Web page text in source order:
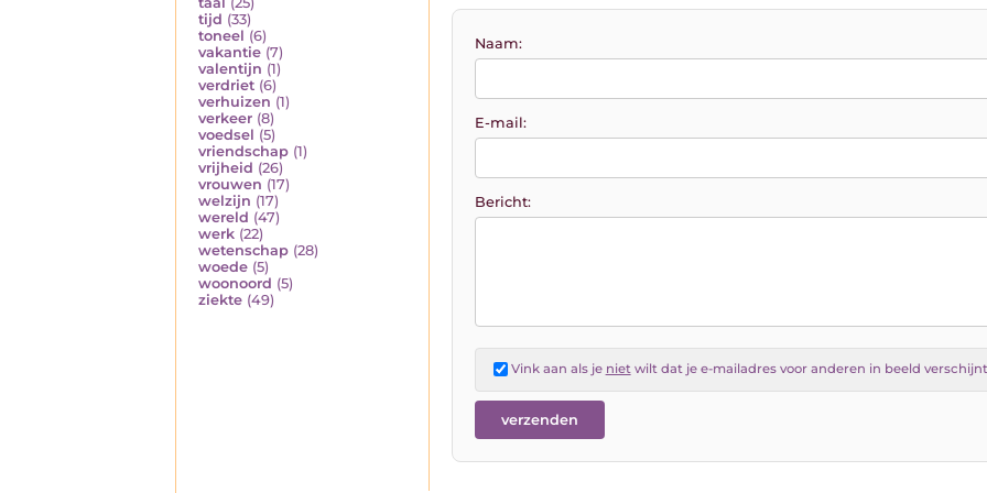
tijd (33)
toneel (6)
vakantie (7)
valentijn (1)
verdriet (6)
verhuizen (1)
verkeer (8)
voedsel (5)
vriendschap (1)
vrijheid (26)
vrouwen (17)
welzijn (17)
wereld (47)
werk (22)
wetenschap (28)
woede (5)
woonoord (5)
ziekte (49)
Naam:
E-mail:
Bericht:
Vink aan als je nietwilt dat je e-mailadres voor anderen in beeld verschijnt